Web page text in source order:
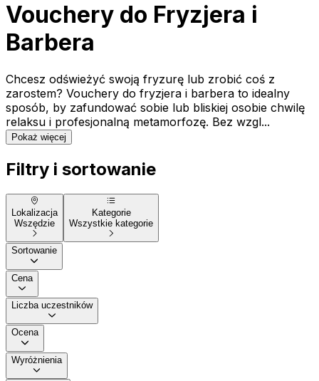
Vouchery do Fryzjera i
Barbera
Chcesz odświeżyć swoją fryzurę lub zrobić coś z
zarostem? Vouchery do fryzjera i barbera to idealny
sposób, by zafundować sobie lub bliskiej osobie chwilę
relaksu i profesjonalną metamorfozę. Bez wzgl...
Pokaż więcej
Filtry i sortowanie
Lokalizacja
Wszędzie
Kategorie
Wszystkie kategorie
Sortowanie
Cena
Liczba uczestników
Ocena
Wyróżnienia